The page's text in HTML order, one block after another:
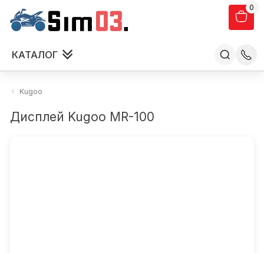
0
КАТАЛОГ
Kugoo
Дисплей Kugoo МR-100